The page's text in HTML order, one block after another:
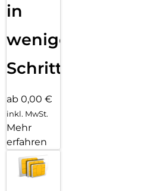
in
wenigen
Schritten
ab 0,00 €
inkl. MwSt.
Mehr
erfahren